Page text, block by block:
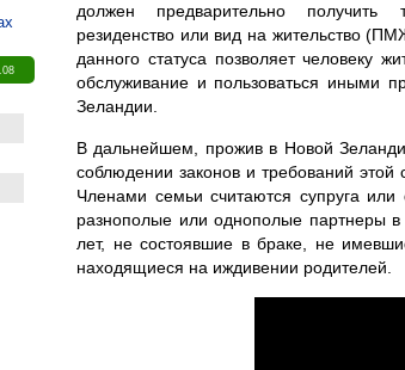
должен предварительно получить
резиденство или вид на жительство
данного статуса позволяет человеку
обслуживание и пользоваться иными
Зеландии.
В дальнейшем, прожив в Новой
соблюдении законов и требований
Членами семьи считаются супруга
разнополые или однополые партнеры
лет, не состоявшие в браке, не
находящиеся на иждивении родителей.